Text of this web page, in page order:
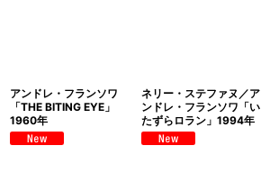
アンドレ・フランソワ
「THE BITING EYE」
1960年
ネリー・ステファヌ／ア
ンドレ・フランソワ「い
たずらロラン」1994年